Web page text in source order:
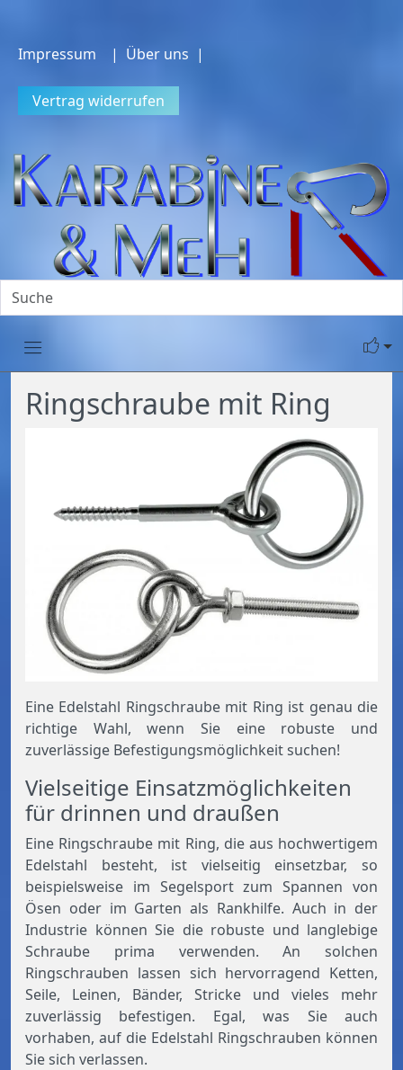
Impressum | Über uns |
Vertrag widerrufen
Ringschraube mit Ring
Eine Edelstahl Ringschraube mit Ring ist genau die
richtige Wahl, wenn Sie eine robuste und
zuverlässige Befestigungsmöglichkeit suchen!
Vielseitige Einsatzmöglichkeiten
für drinnen und draußen
Eine Ringschraube mit Ring, die aus hochwertigem
Edelstahl besteht, ist vielseitig einsetzbar, so
beispielsweise im Segelsport zum Spannen von
Ösen oder im Garten als Rankhilfe. Auch in der
Industrie können Sie die robuste und langlebige
Schraube prima verwenden. An solchen
Ringschrauben lassen sich hervorragend Ketten,
Seile, Leinen, Bänder, Stricke und vieles mehr
zuverlässig befestigen. Egal, was Sie auch
vorhaben, auf die Edelstahl Ringschrauben können
Sie sich verlassen.